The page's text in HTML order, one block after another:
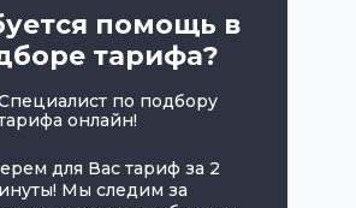
помощь в
тарифа?
по подбору
онлайн!
для Вас тариф за 2
Мы следим за